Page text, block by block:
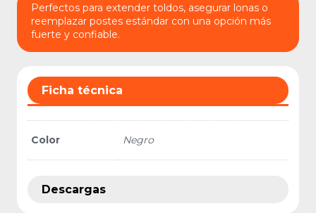
Perfectos para extender toldos, asegurar lonas o
reemplazar postes estándar con una opción más
fuerte y confiable.
Ficha técnica
Color Negro
Descargas